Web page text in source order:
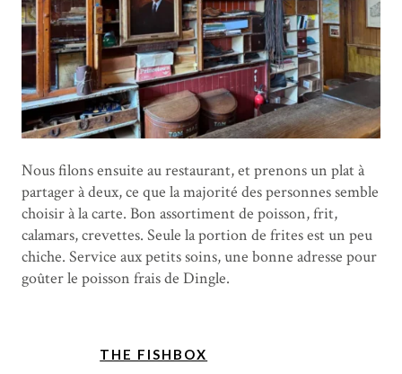
Nous filons ensuite au restaurant, et prenons un plat à
partager à deux, ce que la majorité des personnes semble
choisir à la carte. Bon assortiment de poisson, frit,
calamars, crevettes. Seule la portion de frites est un peu
chiche. Service aux petits soins, une bonne adresse pour
goûter le poisson frais de Dingle.
THE FISHBOX